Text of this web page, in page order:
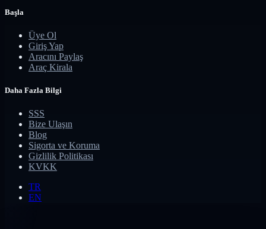
Başla
Üye Ol
Giriş Yap
Aracını Paylaş
Araç Kirala
Daha Fazla Bilgi
SSS
Bize Ulaşın
Blog
Sigorta ve Koruma
Gizlilik Politikası
KVKK
TR
EN